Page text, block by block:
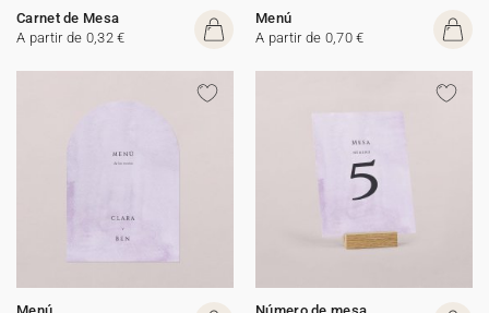
Carnet de Mesa
A partir de 0,32 €
Menú
A partir de 0,70 €